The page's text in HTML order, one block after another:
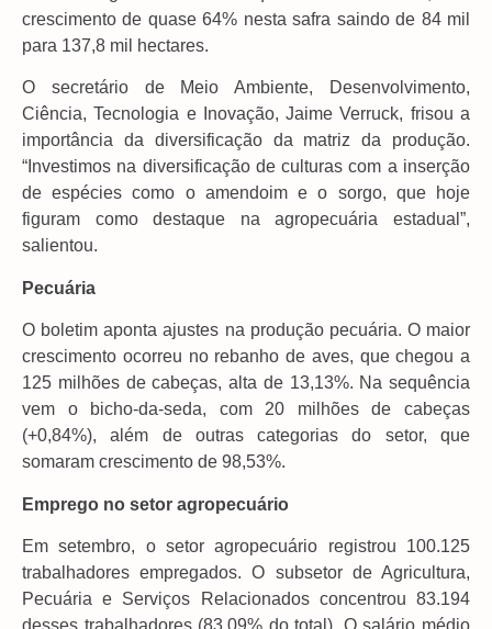
crescimento de quase 64% nesta safra saindo de 84 mil
para 137,8 mil hectares.
O secretário de Meio Ambiente, Desenvolvimento,
Ciência, Tecnologia e Inovação, Jaime Verruck, frisou a
importância da diversificação da matriz da produção.
“Investimos na diversificação de culturas com a inserção
de espécies como o amendoim e o sorgo, que hoje
figuram como destaque na agropecuária estadual”,
salientou.
Pecuária
O boletim aponta ajustes na produção pecuária. O maior
crescimento ocorreu no rebanho de aves, que chegou a
125 milhões de cabeças, alta de 13,13%. Na sequência
vem o bicho-da-seda, com 20 milhões de cabeças
(+0,84%), além de outras categorias do setor, que
somaram crescimento de 98,53%.
Emprego no setor agropecuário
Em setembro, o setor agropecuário registrou 100.125
trabalhadores empregados. O subsetor de Agricultura,
Pecuária e Serviços Relacionados concentrou 83.194
desses trabalhadores (83,09% do total). O salário médio